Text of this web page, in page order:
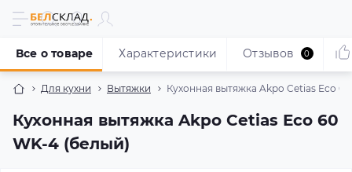
Для кухни Вытяжки Кухонная вытяжка Akpo Cetias Eco
Кухонная вытяжка Akpo Cetias Eco 60
WK-4 (белый)
Все о товаре Характеристики Отзывов 0